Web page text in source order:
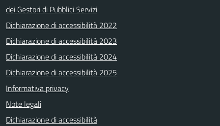
dei Gestori di Pubblici Servizi
Dichiarazione di accessibilità 2022
Dichiarazione di accessibilità 2023
Dichiarazione di accessibilità 2024
Dichiarazione di accessibilità 2025
Informativa privacy
Note legali
Dichiarazione di accessibilità